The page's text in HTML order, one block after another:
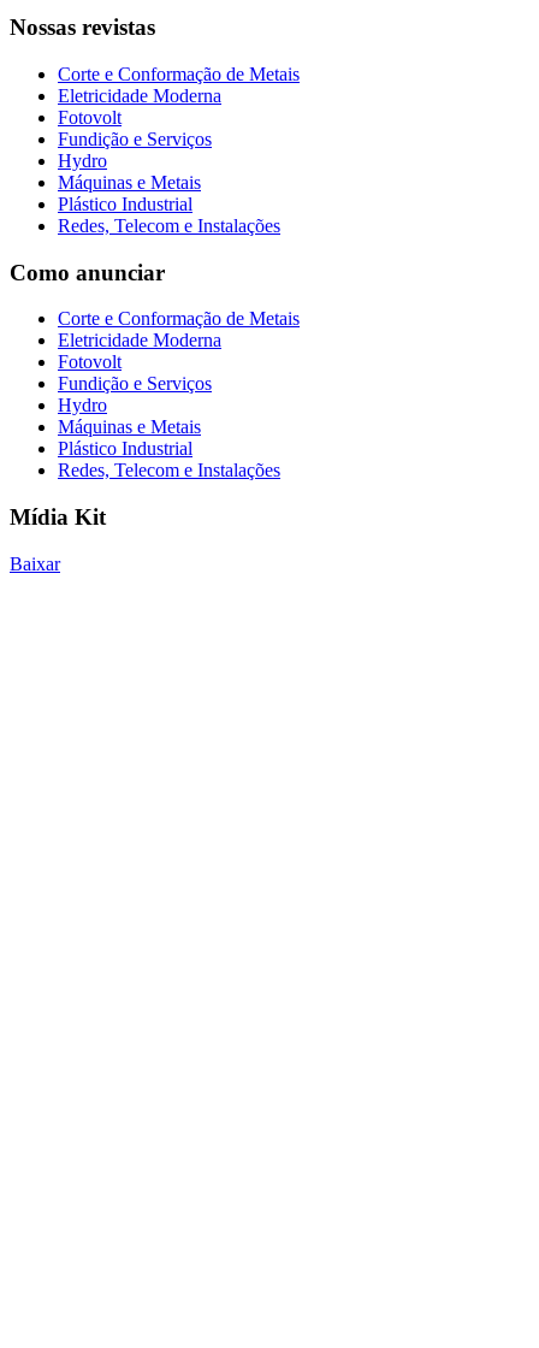
Nossas revistas
Corte e Conformação de Metais
Eletricidade Moderna
Fotovolt
Fundição e Serviços
Hydro
Máquinas e Metais
Plástico Industrial
Redes, Telecom e Instalações
Como anunciar
Corte e Conformação de Metais
Eletricidade Moderna
Fotovolt
Fundição e Serviços
Hydro
Máquinas e Metais
Plástico Industrial
Redes, Telecom e Instalações
Mídia Kit
Baixar